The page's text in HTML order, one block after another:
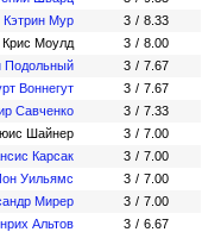
Кэтрин Мур 3 / 8.33
Крис Моулд 3 / 8.00
Подольный 3 / 7.67
Воннегут 3 / 7.67
Савченко 3 / 7.33
Шайнер 3 / 7.00
Карсак 3 / 7.00
Уильямс 3 / 7.00
Мирер 3 / 7.00
Альтов 3 / 6.67